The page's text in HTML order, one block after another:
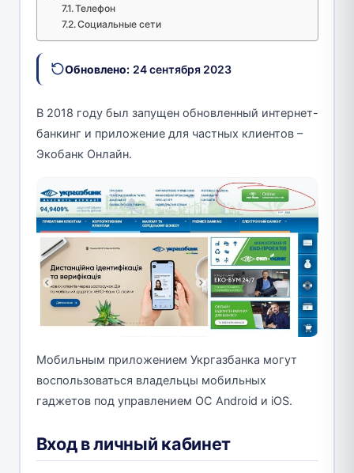
Телефон
Социальные сети
Обновлено: 24 сентября 2023
В 2018 году был запущен обновленный интернет-
банкинг и приложение для частных клиентов –
Экобанк Онлайн.
Мобильным приложением Укргазбанка могут
воспользоваться владельцы мобильных
гаджетов под управлением ОС Android и iOS.
Вход в личный кабинет